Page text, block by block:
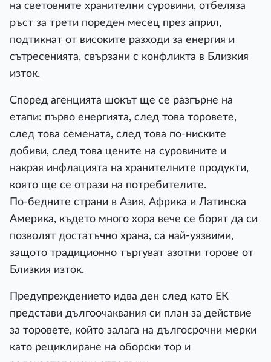
на световните хранителни суровини, отбеляза
ръст за трети пореден месец през април,
подтикнат от високите разходи за енергия и
сътресенията, свързани с конфликта в Близкия
изток.
Според агенцията шокът ще се разгърне на
етапи: първо енергията, след това торовете,
след това семената, след това по-ниските
добиви, след това цените на суровините и
накрая инфлацията на хранителните продукти,
която ще се отрази на потребителите.
По-бедните страни в Азия, Африка и Латинска
Америка, където много хора вече се борят да си
позволят достатъчно храна, са най-уязвими,
защото традиционно търгуват азотни торове от
Близкия изток.
Предупреждението идва ден след като ЕК
представи дългоочаквания си план за действие
за торовете, който залага на дългосрочни мерки
като рециклиране на оборски тор и